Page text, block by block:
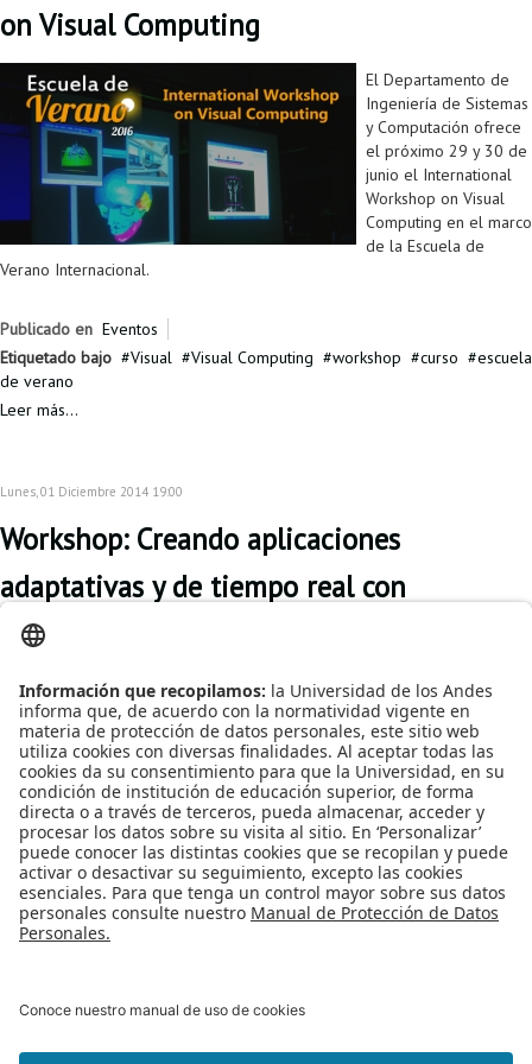
on Visual Computing
El Departamento de
Ingeniería de Sistemas
y Computación ofrece
el próximo 29 y 30 de
junio el International
Workshop on Visual
Computing en el marco
de la Escuela de
Verano Internacional.
Publicado en Eventos
Etiquetado bajo
Visual Visual Computing workshop curso
escuela
de verano
Leer más...
Lunes, 01 Diciembre 2014 19:00
Workshop: Creando aplicaciones
adaptativas y de tiempo real con
arquitectura reactiva
Este Workshop
mostrará cómo la
Arquitectura Reactiva
cumple con los cuatro
principios
fundamentales:
Elasticidad,
Adaptabilidad, Resiliencia y Orientación a Mensajes.
Publicado en Eventos
Etiquetado bajo
Proyecto de grado
Reingreso
Reintegro
Retiro voluntario
Transferencia